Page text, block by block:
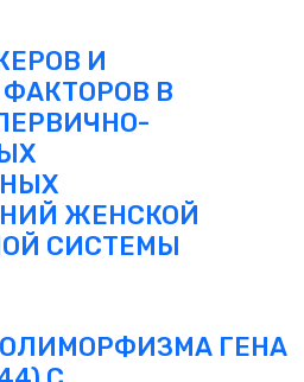
И
В
ЖЕНСКОЙ
СИСТЕМЫ
ГЕНА